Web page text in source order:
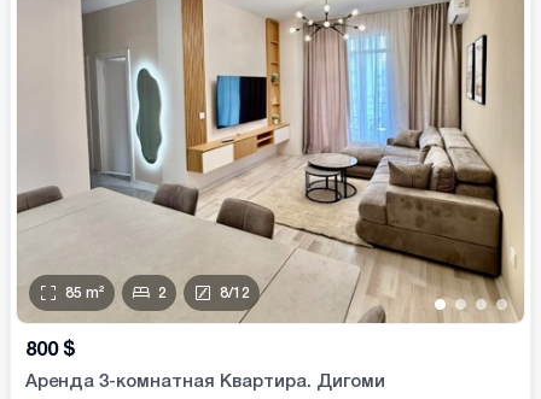
••••
85 m² 2 8/12
800 $
Аренда 3-комнатная Квартира. Дигоми